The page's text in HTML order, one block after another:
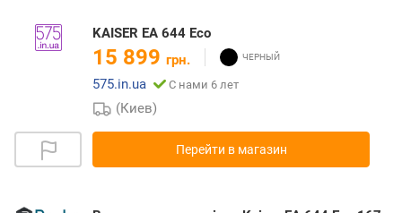
KAISER EA 644 Eco
15 899 грн.
575.in.ua
С нами 6 лет
(Киев)
Перейти в магазин